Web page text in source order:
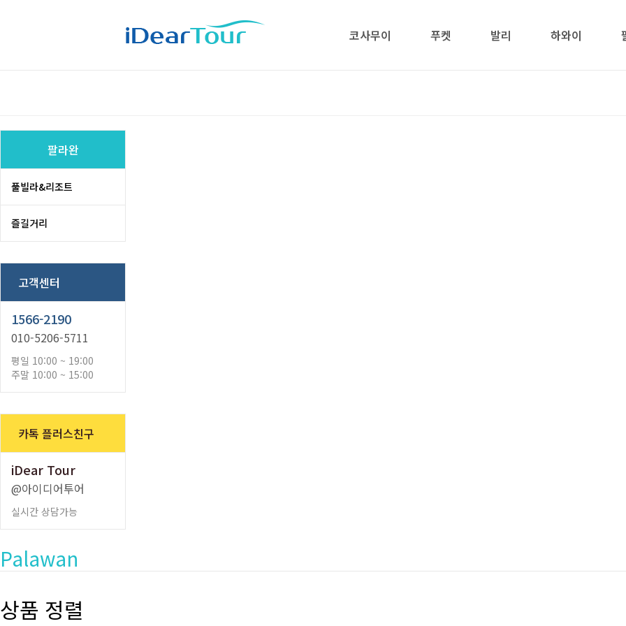
코사무이 푸켓 발리 하와이
팔라완
풀빌라&리조트
즐길거리
고객센터
1566-2190
010-5206-5711
평일 10:00 ~ 19:00
주말 10:00 ~ 15:00
카톡 플러스친구
iDear Tour
@아이디어투어
실시간 상담가능
Palawan
상품 정렬